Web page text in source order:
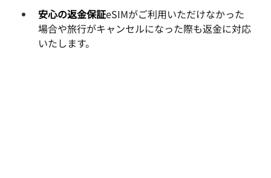
安心の返金保証eSIMがご利用いただけなかった
場合や旅行がキャンセルになった際も返金に対応
いたします。